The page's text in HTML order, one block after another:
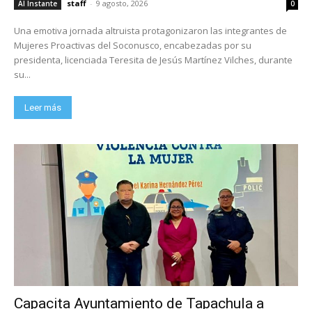
Al Instante staff - 9 agosto, 2026 0
Una emotiva jornada altruista protagonizaron las integrantes de
Mujeres Proactivas del Soconusco, encabezadas por su
presidenta, licenciada Teresita de Jesús Martínez Vilches, durante
su...
Leer más
Capacita Ayuntamiento de Tapachula a